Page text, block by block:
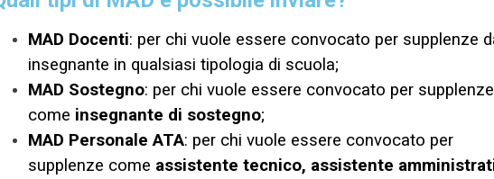
MAD Docenti: per chi vuole essere convocato per supplenze
insegnante in qualsiasi tipologia di scuola;
MAD Sostegno: per chi vuole essere convocato per supplenze
come insegnante di sostegno;
MAD Personale ATA: per chi vuole essere convocato per
supplenze come assistente tecnico, assistente